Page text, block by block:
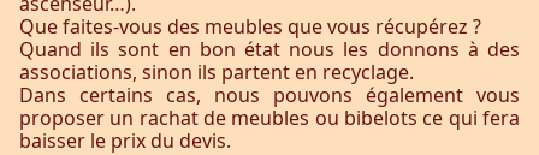
Que faites-vous des meubles que vous récupérez ?
Quand ils sont en bon état nous les donnons à des
associations, sinon ils partent en recyclage.
Dans certains cas, nous pouvons également vous
proposer un rachat de meubles ou bibelots ce qui fera
baisser le prix du devis.